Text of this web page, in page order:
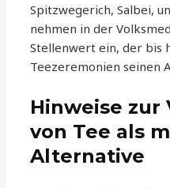
Spitzwegerich, Salbei,
nehmen in der
Stellenwert ein, der bis
Teezeremonien seinen
Hinweise zur
von Tee als
Alternative